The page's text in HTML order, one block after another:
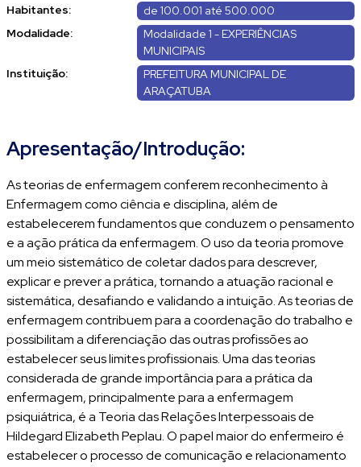
Habitantes:
de 100.001 até 500.000
Modalidade:
Modalidade 1 - EXPERIÊNCIAS
MUNICIPAIS
Instituição:
PREFEITURA MUNICIPAL DE
ARAÇATUBA
Apresentação/Introdução:
As teorias de enfermagem conferem reconhecimento à
Enfermagem como ciência e disciplina, além de
estabelecerem fundamentos que conduzem o pensamento
e a ação prática da enfermagem. O uso da teoria promove
um meio sistemático de coletar dados para descrever,
explicar e prever a prática, tornando a atuação racional e
sistemática, desafiando e validando a intuição. As teorias de
enfermagem contribuem para a coordenação do trabalho e
possibilitam a diferenciação das outras profissões ao
estabelecer seus limites profissionais. Uma das teorias
considerada de grande importância para a prática da
enfermagem, principalmente para a enfermagem
psiquiátrica, é a Teoria das Relações Interpessoais de
Hildegard Elizabeth Peplau. O papel maior do enfermeiro é
estabelecer o processo de comunicação e relacionamento